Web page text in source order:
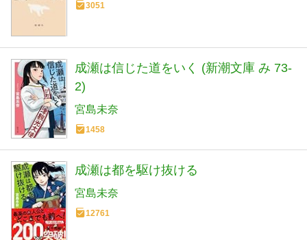
3051
成瀬は信じた道をいく (新潮文庫 み 73-
2)
宮島未奈
1458
成瀬は都を駆け抜ける
宮島未奈
12761